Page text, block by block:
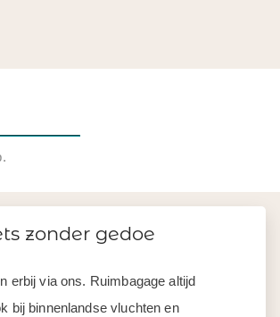
zonder gedoe
erbij via ons. Ruimbagage altijd
bij binnenlandse vluchten en